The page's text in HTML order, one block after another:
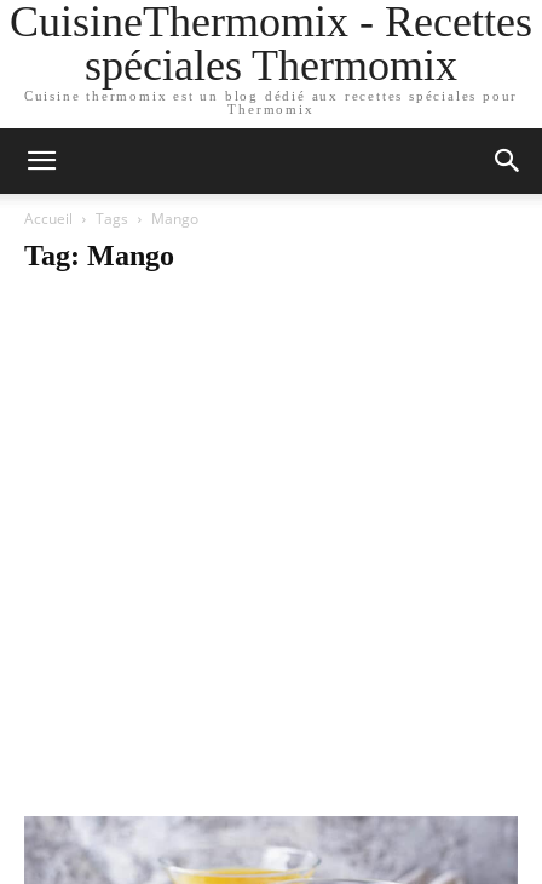
CuisineThermomix - Recettes
spéciales Thermomix
Cuisine thermomix est un blog dédié aux recettes spéciales pour
Thermomix
Accueil Tags Mango
Tag: Mango